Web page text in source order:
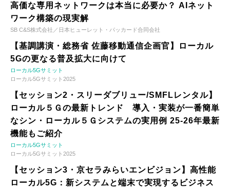
高価な専用ネットワークは本当に必要か？ AIネット
ワーク構築の現実解
SB C&S株式会社／日本ヒューレット・パッカード合同会社
【基調講演・総務省 佐藤移動通信企画官】ローカル
5Gの更なる普及拡大に向けて
ローカル5Gサミット
ローカル5Gサミット2025
【セッション2・スリーダブリュー/SMFLレンタル】
ローカル５Ｇの最新トレンド 導入・実装が一番簡単
なシン・ローカル５Ｇシステムの実用例 25-26年最新
機能もご紹介
ローカル5Gサミット
ローカル5Gサミット2025
【セッション3・京セラみらいエンビジョン】高性能
ローカル5G：新システムと端末で実現するビジネス